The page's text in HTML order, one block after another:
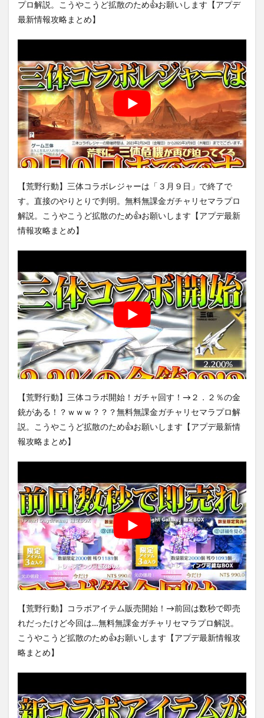
プロ解説。こうやこうど拡散のため👍お願いします【アプデ
最新情報攻略まとめ】
【荒野行動】三体コラボレジャーは「３月９日」で終了で
す。直接のやりとりで判明。無料無課金ガチャリセマラプロ
解説。こうやこうど拡散のため👍お願いします【アプデ最新
情報攻略まとめ】
【荒野行動】三体コラボ開始！ガチャ回す！→２．２％の金
銃がある！？ｗｗｗ？？？無料無課金ガチャリセマラプロ解
説。こうやこうど拡散のため👍お願いします【アプデ最新情
報攻略まとめ】
【荒野行動】コラボアイテム販売開始！→前回は数秒で即売
れだったけど今回は…無料無課金ガチャリセマラプロ解説。
こうやこうど拡散のため👍お願いします【アプデ最新情報攻
略まとめ】